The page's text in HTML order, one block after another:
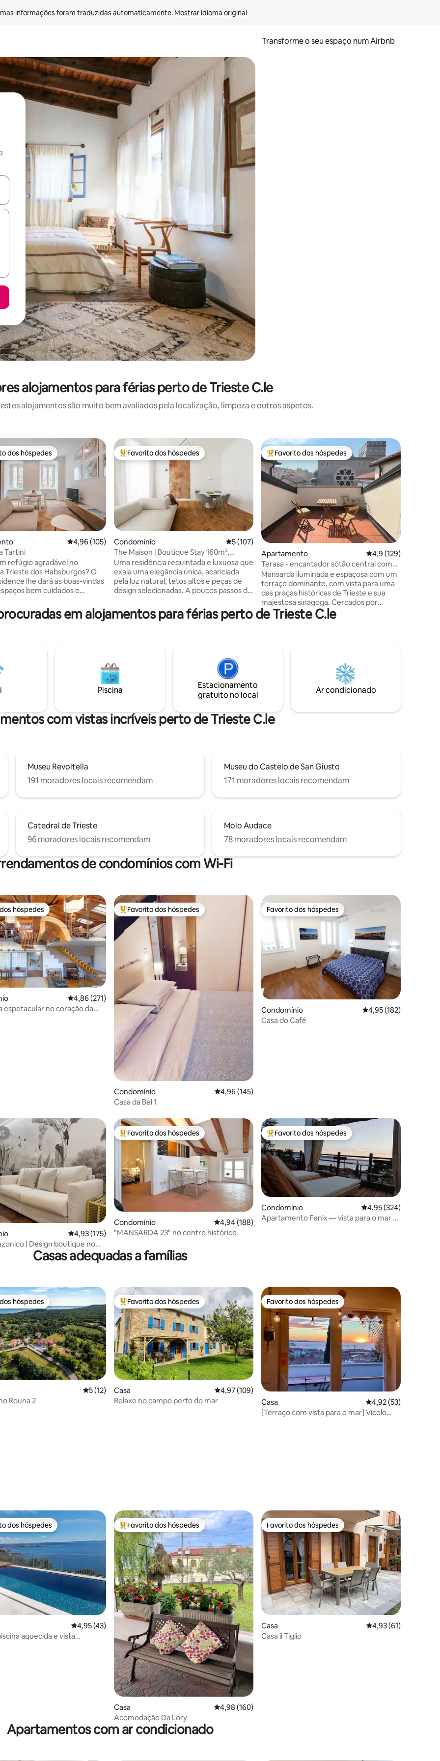
informações foram traduzidas automaticamente. Mostrar idioma original
Transforme o seu espaço num Airbnb
com as teclas de seta para cima e para baixo ou explore com gestos de toque ou deslize.
alojamentos para férias perto de Trieste C.le
alojamentos são muito bem avaliados pela localização, limpeza e outros aspetos.
em 5 estrelas, 142avaliações
dos hóspedes mais apreciados
dos hóspedes
Classificação média de 4,96 em 5 estrelas, 105avaliações
4,96 (105)
Tartini
refúgio agradável no
Trieste dos Habsburgos? O
lhe dará as boas-vindas
bem cuidados e
elevador. Localizado a 350
estação e a 130 metros do
táxis. Uma caminhada de 5
uma rua de pedestres o
Rosso, o coração pulsante
Favoritos dos hóspedes mais apreciados
Favorito dos hóspedes
Condomínio Classificação média de 5 em 5 estrelas, 107avaliações
5 (107)
The Maison | Boutique Stay 160m²,
Terraço e Garagem
Uma residência requintada e luxuosa que
exala uma elegância única, acariciada
pela luz natural, tetos altos e peças de
design selecionadas. A poucos passos da
verdadeira experiência de charme da
Europa Central, cercada pela elegância
exclusivo. Realçada por um design de
interiores único, sob medida para os
conhecedores mais exigentes
Favoritos dos hóspedes mais apreciados
Favorito dos hóspedes
Apartamento Classificação média
4,9 (129)
Terasa - encantador sótão central com
uma excelente vista
Mansarda iluminada e espaçosa com um
terraço dominante, com vista para uma
das praças históricas de Trieste e sua
majestosa sinagoga. Cercados por
mantimentos, lojas, cafés, estamos a
apenas um passo da animada Viale XX
sistema de ar condicionado, quarto tem
um teto baixo, mas vista aberta para as
estrelas altas. Mais adequado para casais
e outros humanos amigáveis:)
em alojamentos para férias perto de Trieste C.le
Piscina
Estacionamento
gratuito no local
Ar condicionado
com vistas incríveis perto de Trieste C.le
Museu Revoltella
191 moradores locais recomendam
Museu do Castelo de San Giusto
171 moradores locais recomendam
Catedral de Trieste
96 moradores locais recomendam
Molo Audace
78 moradores locais recomendam
de condomínios com Wi-Fi
em 5 estrelas, 144avaliações
hóspedes
hóspedes
Classificação média de 4,86 em 5 estrelas, 271avaliações
4,86 (271)
espetacular no coração da
Favoritos dos hóspedes mais apreciados
Favorito dos hóspedes
Condomínio Classificação média de 4,96 em 5 estrelas, 145avaliações
4,96 (145)
Casa da Bel 1
Favorito dos hóspedes
Favorito dos hóspedes
Condomínio Classificação média
4,95 (182)
Casa do Café
em 5 estrelas, 183avaliaçõesClassificação média de 4,93 em 5 estrelas, 175avaliações
4,93 (175)
| Design boutique no
Favoritos dos hóspedes mais apreciados
Favorito dos hóspedes
Condomínio Classificação média de 4,94 em 5 estrelas, 188avaliações
4,94 (188)
"MANSARDA 23" no centro histórico
Favoritos dos hóspedes mais apreciados
Favorito dos hóspedes
Condomínio Classificação média
4,95 (324)
Apartamento Fenix — vista para o mar —
Casas adequadas a famílias
5 em 5 estrelas, 22avaliações
hóspedes
hóspedes
Classificação média de 5 em 5 estrelas, 12avaliações
5 (12)
Rouna 2
Favoritos dos hóspedes mais apreciados
Favorito dos hóspedes
Casa Classificação média de 4,97 em 5 estrelas, 109avaliações
4,97 (109)
Relaxe no campo perto do mar
Favorito dos hóspedes
Favorito dos hóspedes
Casa Classificação média
4,92 (53)
[Terraço com vista para o mar] Vicolo
em 5 estrelas, 12avaliações
dos hóspedes mais apreciados
dos hóspedes
Classificação média de 4,95 em 5 estrelas, 43avaliações
4,95 (43)
aquecida e vista
Favoritos dos hóspedes mais apreciados
Favorito dos hóspedes
Casa Classificação média de 4,98 em 5 estrelas, 160avaliações
4,98 (160)
Acomodação Da Lory
Favorito dos hóspedes
Favorito dos hóspedes
Casa Classificação média
4,93 (61)
Casa il Tiglio
Apartamentos com ar condicionado